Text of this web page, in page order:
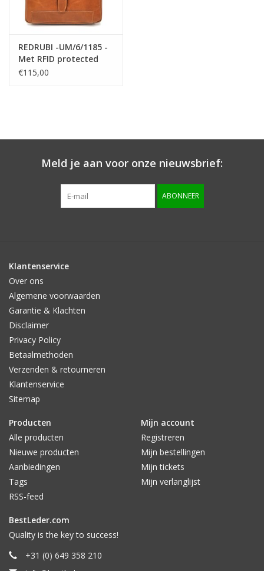
REDRUBI -UM/6/1185 -
Met RFID protected
echt leren -
€115,00
Meld je aan voor onze nieuwsbrief:
ABONNEER
Klantenservice
Over ons
Algemene voorwaarden
Garantie & Klachten
Disclaimer
Privacy Policy
Betaalmethoden
Verzenden & retourneren
Klantenservice
Sitemap
Producten
Alle producten
Nieuwe producten
Aanbiedingen
Tags
RSS-feed
Mijn account
Registreren
Mijn bestellingen
Mijn tickets
Mijn verlanglijst
BestLeder.com
Quality is the key to success!
+31 (0) 649 358 210